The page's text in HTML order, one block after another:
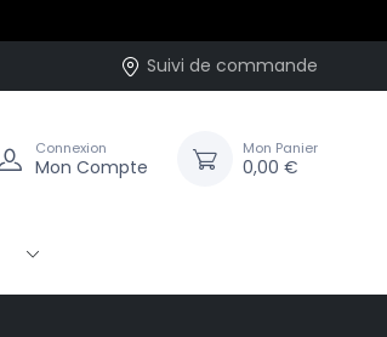
Suivi de commande
Connexion
Mon Compte
Mon Panier
0,00 €